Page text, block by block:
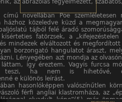
az ábrázolás fegyelmezett,
novellában Poe szemléletesen
házhoz közeledve küzd a
tájból felé áradó
fatörzsek, a „kifejezéstelen
mindezek elváltozott és
borzongató hangulatot áraszt,
Lényegében azt mondja az
így éreztem. Vagyis furcsa
teszi, ha nem is hihetővé,
e különös leírást.
hasonlóképpen valószínűtlen
férfi angliai klastromháza, az
elvadult képe”(5) már